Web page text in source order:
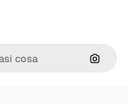
Cerca